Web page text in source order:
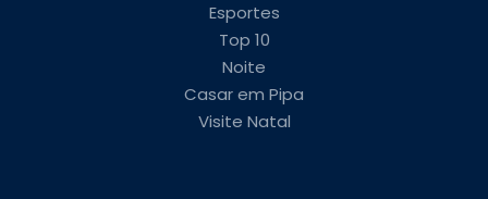
Esportes
Top 10
Noite
Casar em Pipa
Visite Natal